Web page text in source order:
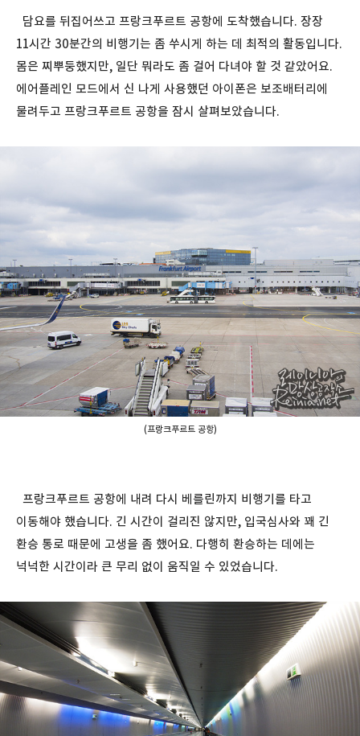
담요를 뒤집어쓰고 프랑크푸르트 공항에 도착했습니다. 장장
11시간 30분간의 비행기는 좀 쑤시게 하는 데 최적의 활동입니다.
몸은 찌뿌둥했지만, 일단 뭐라도 좀 걸어 다녀야 할 것 같았어요.
에어플레인 모드에서 신 나게 사용했던 아이폰은 보조배터리에
물려두고 프랑크푸르트 공항을 잠시 살펴보았습니다.
(프랑크푸르트 공항)
프랑크푸르트 공항에 내려 다시 베를린까지 비행기를 타고
이동해야 했습니다. 긴 시간이 걸리진 않지만, 입국심사와 꽤 긴
환승 통로 때문에 고생을 좀 했어요. 다행히 환승하는 데에는
넉넉한 시간이라 큰 무리 없이 움직일 수 있었습니다.